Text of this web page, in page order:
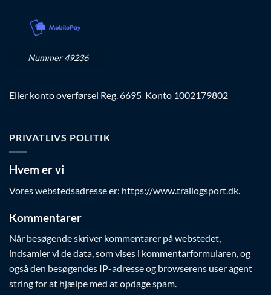
Nummer 49236
Eller konto overførsel Reg. 6695 Konto 1002179802
PRIVATLIVS POLITIK
Hvem er vi
Vores webstedsadresse er: https://www.trailogsport.dk.
Kommentarer
Når besøgende skriver kommentarer på webstedet,
indsamler vi de data, som vises i kommentarformularen, og
også den besøgendes IP-adresse og browserens user agent
string for at hjælpe med at opdage spam.